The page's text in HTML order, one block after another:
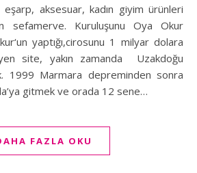
aksesuar, kadın giyim ürünleri
sefamerve. Kuruluşunu Oya Okur
yaptığı,cirosunu 1 milyar dolara
site, yakın zamanda Uzakdoğu
1999 Marmara depreminden sonra
gitmek ve orada 12 sene…
FAZLA OKU